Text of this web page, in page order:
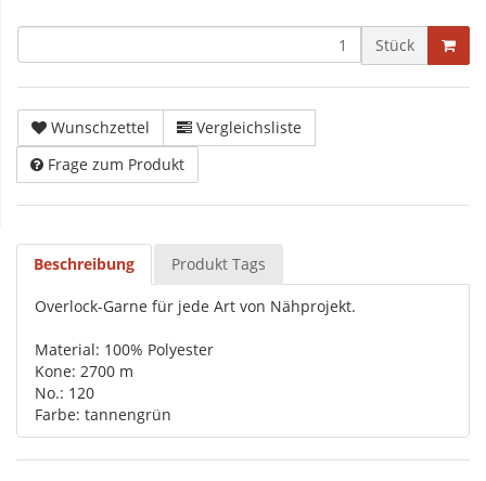
Stück
Wunschzettel
Vergleichsliste
Frage zum Produkt
Beschreibung Produkt Tags
Overlock-Garne für jede Art von Nähprojekt.
Material: 100% Polyester
Kone: 2700 m
No.: 120
Farbe: tannengrün